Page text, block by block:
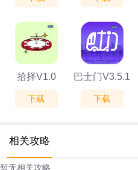
拾择V1.0
下载
巴士门V3.5.1
下载
相关攻略
暂无相关攻略